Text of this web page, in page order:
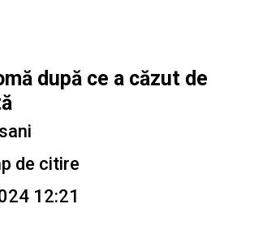
după ce a căzut de
de citire
12:21